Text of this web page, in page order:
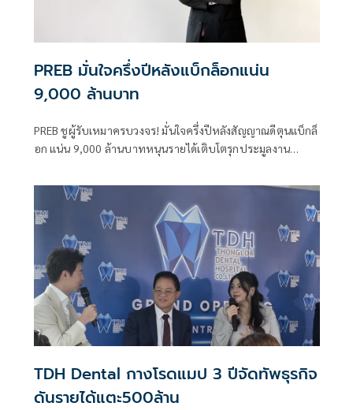
PREB มั่นใจครึ่งปีหลังแบ็กล็อกแน่น
9,000 ล้านบาท
PREB ชูผู้รับเหมาครบวงจร! มั่นใจครึ่งปีหลังสัญญาณดีตุนแบ็กล็
อก แน่น 9,000 ล้านบาทหนุนรายได้เติบโตรุกประมูลงาน
TDH Dental กางโรดแมป 3 ปีจัดทัพธุรกิจ
ดันรายได้แตะ500ล้าน